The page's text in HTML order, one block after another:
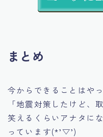
まとめ
今からできることはや
「地震対策したけど、
笑えるくらいアナタに
っています(*’▽’)